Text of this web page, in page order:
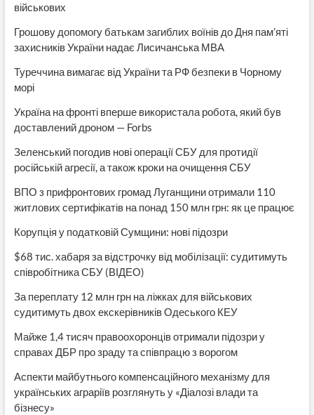
військових
Грошову допомогу батькам загиблих воїнів до Дня пам’яті
захисників України надає Лисичанська МВА
Туреччина вимагає від України та РФ безпеки в Чорному
морі
Україна на фронті вперше використала робота, який був
доставлений дроном — Forbs
Зеленський погодив нові операції СБУ для протидії
російській агресії, а також кроки на очищення СБУ
ВПО з прифронтових громад Луганщини отримали 110
житлових сертифікатів на понад 150 млн грн: як це працює
Корупція у податковій Сумщини: нові підозри
$68 тис. хабаря за відстрочку від мобілізації: судитимуть
співробітника СБУ (ВІДЕО)
За переплату 12 млн грн на ліжках для військових
судитимуть двох екскерівників Одеського КЕУ
Майже 1,4 тисяч правоохоронців отримали підозри у
справах ДБР про зраду та співпрацю з ворогом
Аспекти майбутнього компенсаційного механізму для
українських аграріїв розглянуть у «Діалозі влади та
бізнесу»